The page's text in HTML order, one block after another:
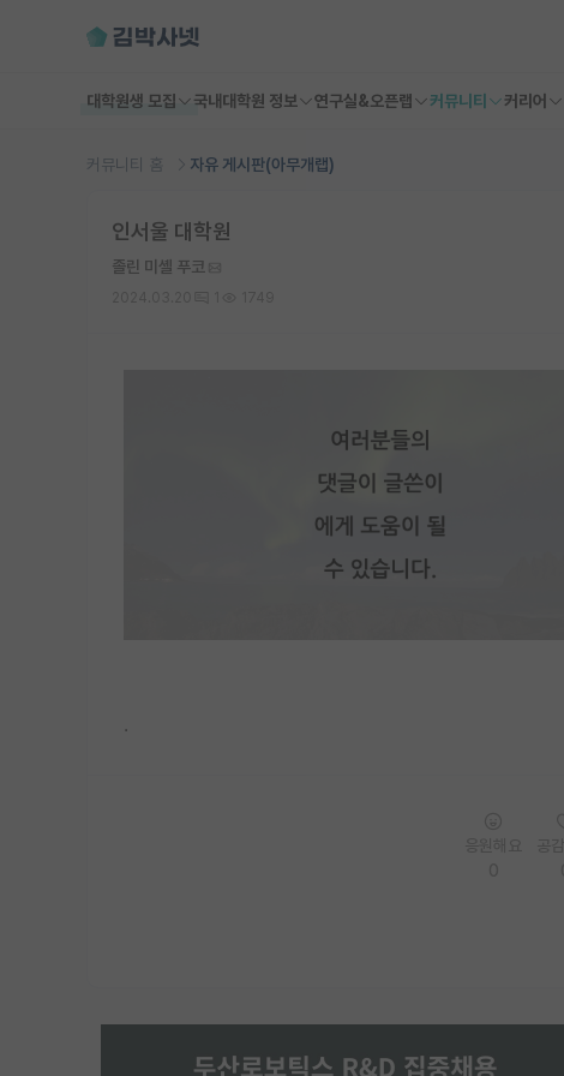
대학원생 모집 국내대학원 정보 연구실&오픈랩 커뮤니티 커리어
커뮤니티 홈 자유 게시판(아무개랩)
인서울 대학원
졸린 미셸 푸코
.